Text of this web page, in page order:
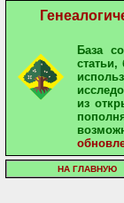
База
из
НА ГЛАВНУЮ